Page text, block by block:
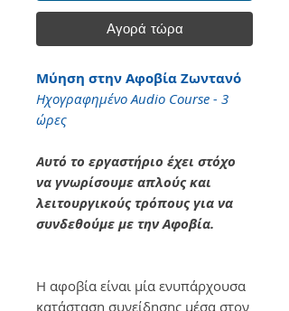
Αγορά τώρα
Μύηση στην Αφοβία Ζωντανό
Ηχογραφημένο Audio Course​ - 3
ώρες
Αυτό το εργαστήριο έχει στόχο
να γνωρίσουμε απλούς και
λειτουργικούς τρόπους για να
συνδεθούμε με την Αφοβία.
Η αφοβία είναι μία ενυπάρχουσα
κατάσταση συνείδησης μέσα στον